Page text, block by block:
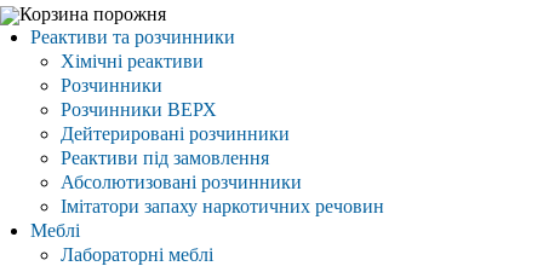
Корзина порожня
Реактиви та розчинники
Хімічні реактиви
Розчинники
Розчинники ВЕРХ
Дейтерировані розчинники
Реактиви під замовлення
Абсолютизовані розчинники
Імітатори запаху наркотичних речовин
Меблі
Лабораторні меблі